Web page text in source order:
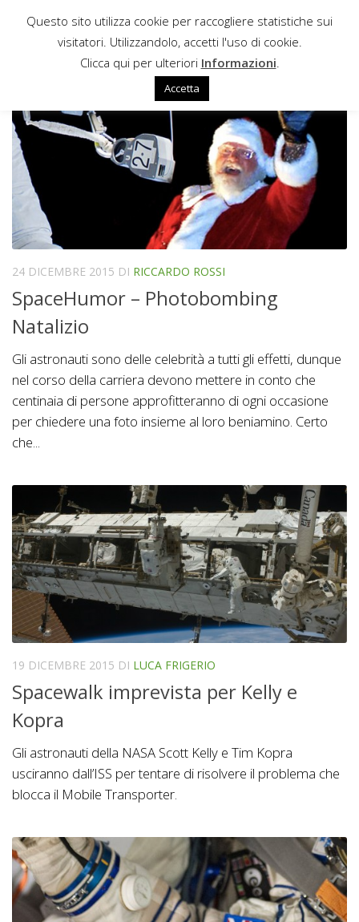
Sotto il contenuto
EXPEDITION 46
24 DICEMBRE 2015 DI RICCARDO ROSSI
SpaceHumor – Photobombing
Natalizio
Gli astronauti sono delle celebrità a tutti gli effetti, dunque
nel corso della carriera devono mettere in conto che
centinaia di persone approfitteranno di ogni occasione
per chiedere una foto insieme al loro beniamino. Certo
che...
19 DICEMBRE 2015 DI LUCA FRIGERIO
Spacewalk imprevista per Kelly e
Kopra
Gli astronauti della NASA Scott Kelly e Tim Kopra
usciranno dall’ISS per tentare di risolvere il problema che
blocca il Mobile Transporter.
Questo sito utilizza cookie per raccogliere statistiche sui
visitatori. Utilizzandolo, accetti l'uso di cookie.
Clicca qui per ulteriori Informazioni
Accetta